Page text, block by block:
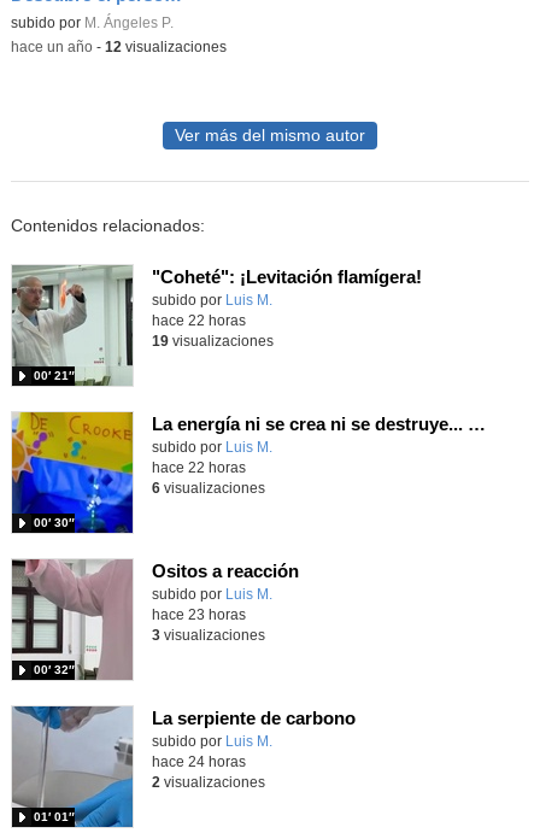
subido por M. Ángeles P.
-hace un año- 12 visualizaciones
Ver más del mismo autor
Contenidos relacionados:
"Coheté": ¡Levitación flamígera!
Contenido educativo.
subido por Luis M.
00′ 21″
hace 22 horas
19visualizaciones
La energía ni se crea ni se destruye... ¡se experimenta! El Tierno en la Feria Madrid es Ciencia 2026
Contenido educativo.
subido por Luis M.
00′ 30″
hace 22 horas
6visualizaciones
Ositos a reacción
Contenido educativo.
subido por Luis M.
00′ 32″
hace 23 horas
3visualizaciones
La serpiente de carbono
Contenido educativo.
subido por Luis M.
01′ 01″
hace 24 horas
2 visualizaciones